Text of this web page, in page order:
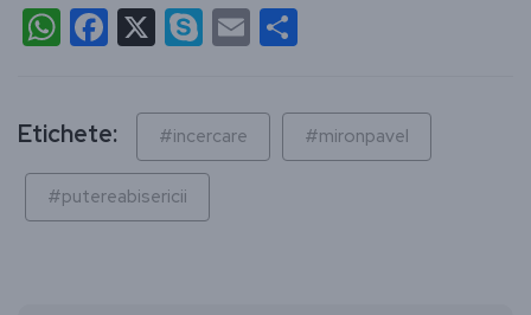
WhatsApp
Facebook
X Skype
Email
Etichete: #incercare #mironpavel
#putereabisericii